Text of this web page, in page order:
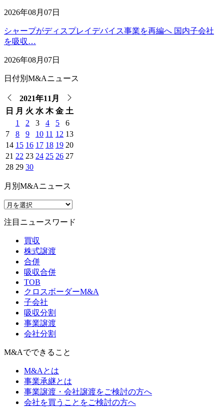
2026年08月07日
シャープがディスプレイデバイス事業を再編へ 国内子会社
を吸収…
2026年08月07日
日付別M&Aニュース
2021年11月
日 月 火 水 木 金 土
1
2 3 4 5
6
7
8 9 10 11 12 13
14 15 16 17 18 19 20
21 22 23 24 25 26 27
28 29 30
月別M&Aニュース
注目ニュースワード
買収
株式譲渡
合併
吸収合併
TOB
クロスボーダーM&A
子会社
吸収分割
事業譲渡
会社分割
M&Aでできること
M&Aとは
事業承継とは
事業譲渡・会社譲渡をご検討の方へ
会社を買うことをご検討の方へ